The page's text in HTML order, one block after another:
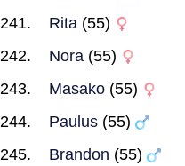
Rita (55)
Nora (55)
Masako (55)
Paulus (55)
Brandon (55)